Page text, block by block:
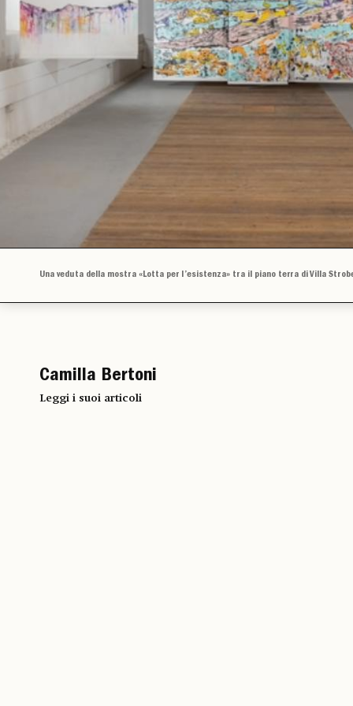
Una veduta della mostra «Lotta per l’esistenza» tra il piano terra di Villa
Camilla Bertoni
Leggi i suoi articoli